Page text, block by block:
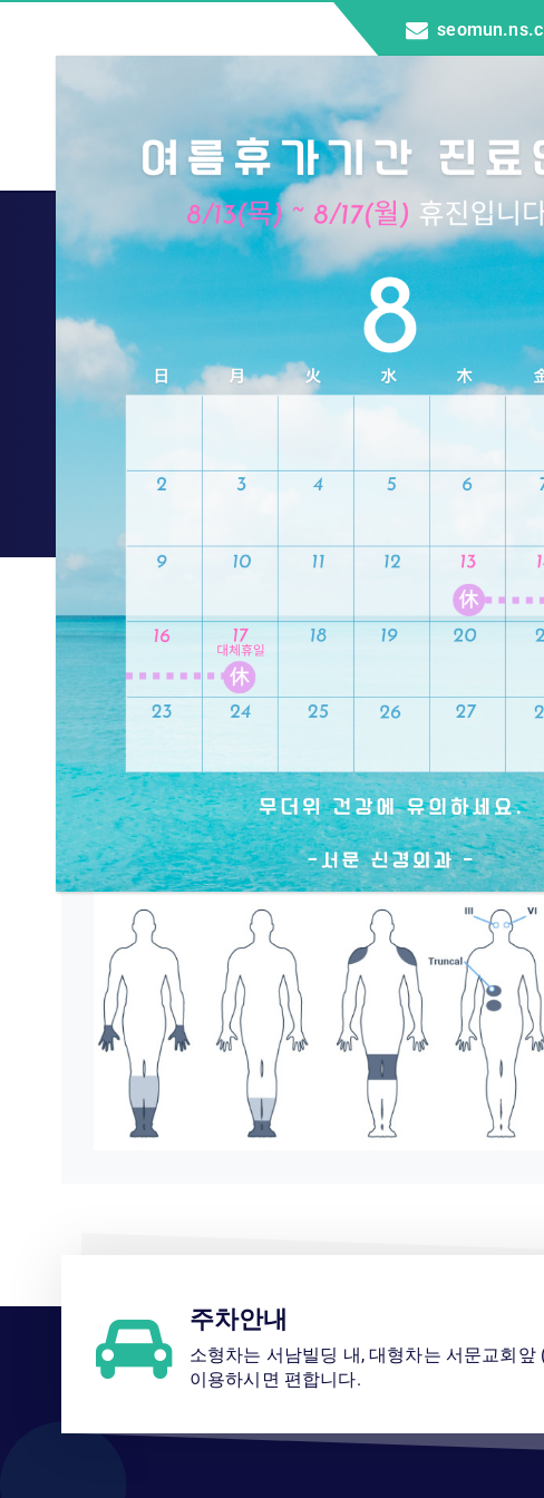
서문신경외과
말초신경질환
주요질환별치료 >
말초신경질환
척수에서 갈라진 후의 말초신경이 여러 원인에 의해 손
일으키는 경우를 말합니다. 외상후 손상에서도 불 수 있
증으로 동반되는 경우가 많습니다.
주차안내
소형차는 서남빌딩 내, 대형차는 서문교회앞
이용하시면 편합니다.